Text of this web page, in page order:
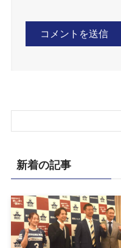
新着の記事